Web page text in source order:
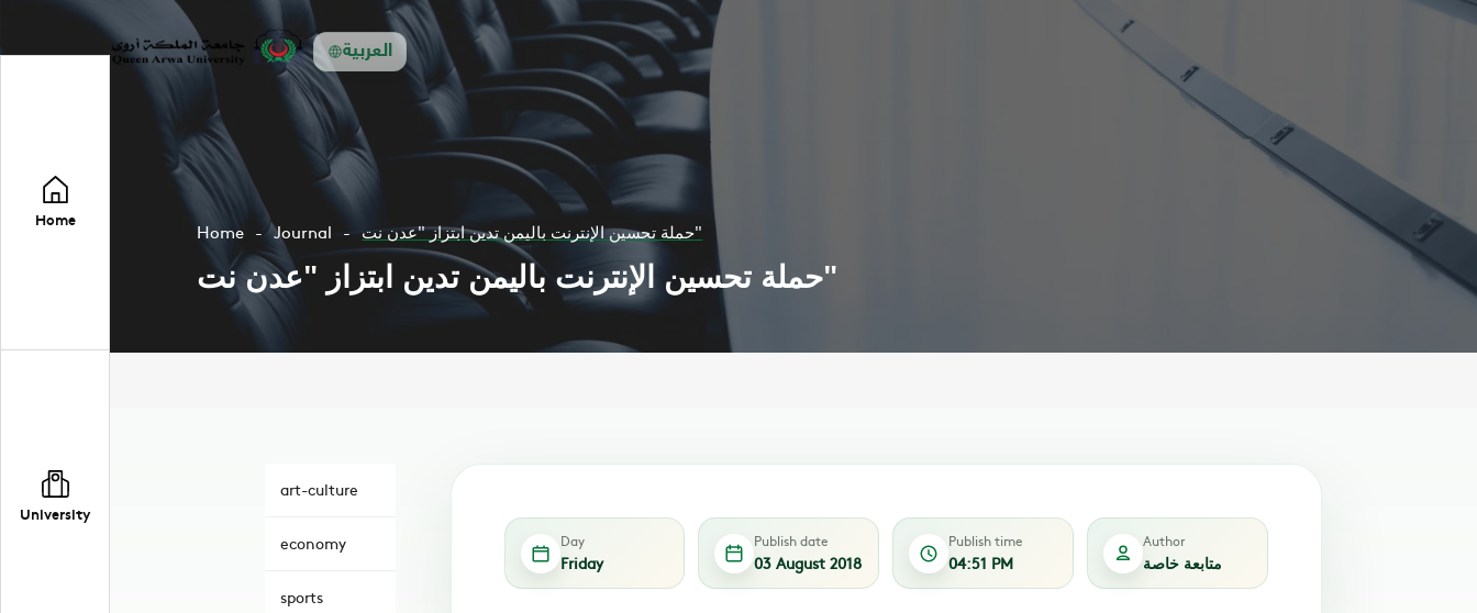
العربية
Home
University
Home Journal حملة تحسين الإنترنت باليمن تدين ابتزاز "عدن نت"
حملة تحسين الإنترنت باليمن تدين ابتزاز "عدن نت"
art-culture
economy
sports
Day
Friday
Publish date
03 August 2018
Publish time
04:51 PM
Author
متابعة خاصة